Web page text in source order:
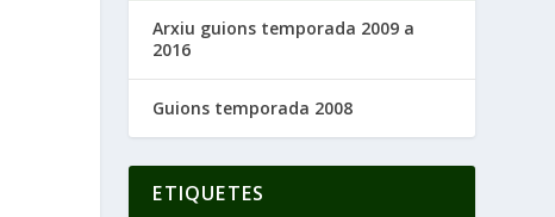
Arxiu guions temporada 2009 a
2016
Guions temporada 2008
ETIQUETES